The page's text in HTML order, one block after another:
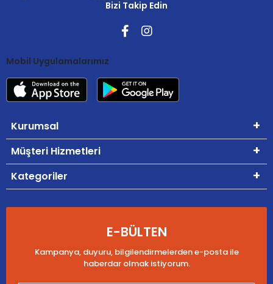
Bizi Takip Edin
Mobil Uygulamalarımız
Kurumsal
Müşteri Hizmetleri
Kategoriler
E-BÜLTEN
Kampanya, duyuru, bilgilendirmelerden e-posta ile
haberdar olmak istiyorum.